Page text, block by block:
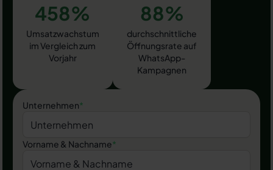
458%
Umsatzwachstum
im Vergleich zum
Vorjahr
88%
durchschnittliche
Öffnungsrate auf
WhatsApp-
Kampagnen
Unternehmen*
Vorname & Nachname*